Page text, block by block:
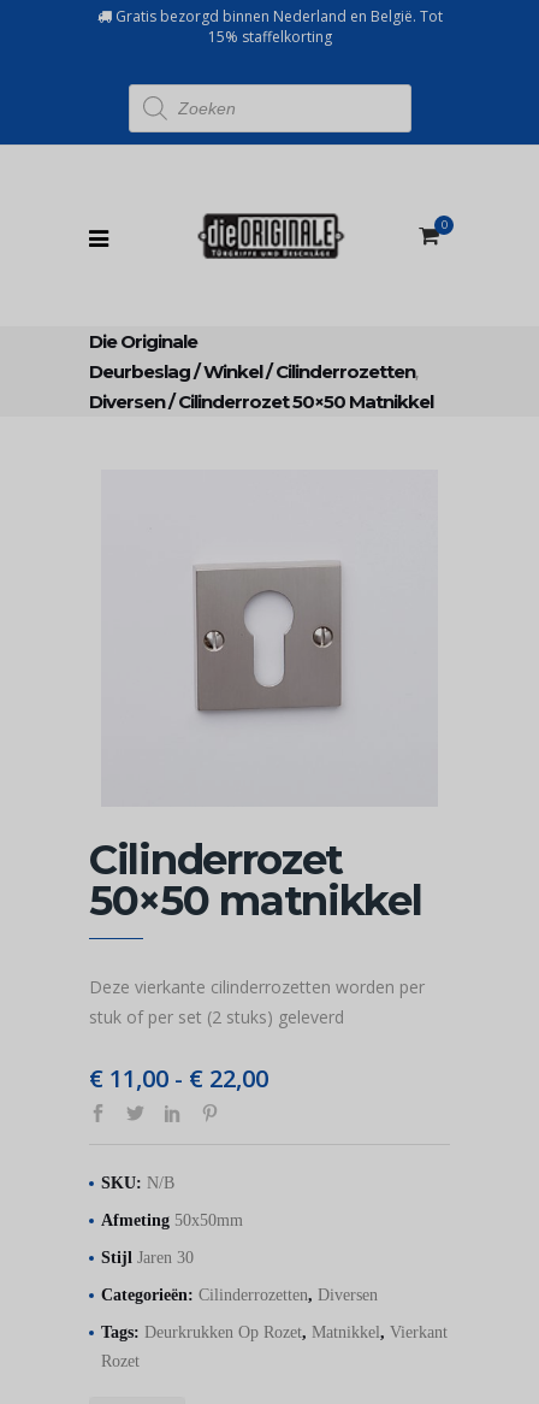
Gratis bezorgd binnen Nederland en België. Tot
15% staffelkorting
Producten
zoeken
0
Die Originale
Deurbeslag/Winkel/Cilinderrozetten,
Diversen/Cilinderrozet 50×50 Matnikkel
Cilinderrozet
50×50 matnikkel
Deze vierkante cilinderrozetten worden per
stuk of per set (2 stuks) geleverd
€ 11,00 - € 22,00Prijsklasse:
SKU: N/B
Afmeting 50x50mm
Stijl Jaren 30
Categorieën: Cilinderrozetten, Diversen
Tags: Deurkrukken Op Rozet, Matnikkel, Vierkant
Rozet